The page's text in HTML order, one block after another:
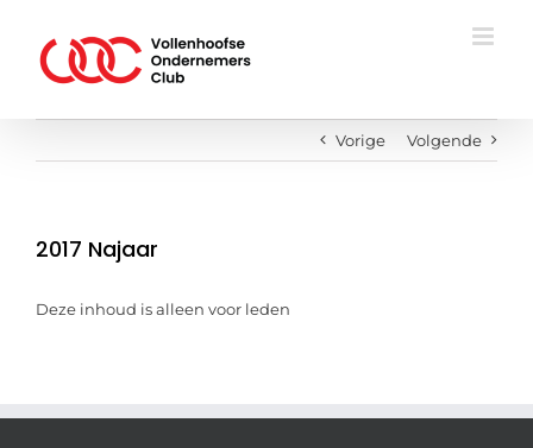
inhoud
Vorige Volgende
2017 Najaar
Deze inhoud is alleen voor leden